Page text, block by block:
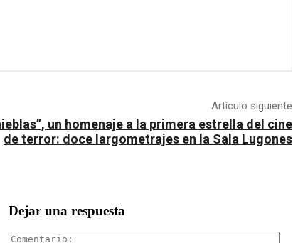
Artículo siguiente
un homenaje a la primera estrella del cine
de terror: doce largometrajes en la Sala Lugones
Dejar una respuesta